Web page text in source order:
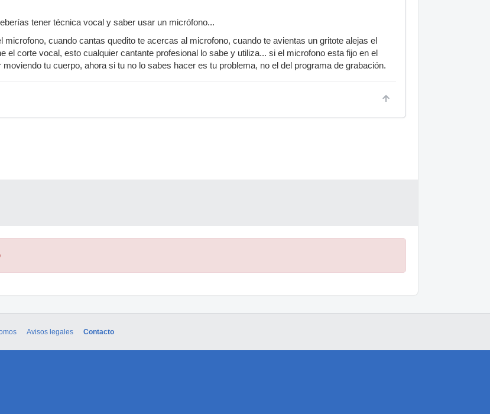
tener técnica vocal y saber usar un micrófono...
microfono, cuando cantas quedito te acercas al microfono, cuando te avientas un gritote alejas el
el corte vocal, esto cualquier cantante profesional lo sabe y utiliza... si el microfono esta fijo en el
tu cuerpo, ahora si tu no lo sabes hacer es tu problema, no el del programa de grabación.
Avisos legales Contacto